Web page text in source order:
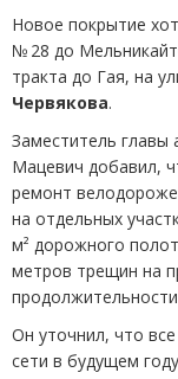
Новое покрытие
№ 28 до
тракта до Гая, на
Червякова.
Заместитель главы
Мацевич добавил,
ремонт
на отдельных
м² дорожного
метров трещин на
Он уточнил, что
сети в будущем